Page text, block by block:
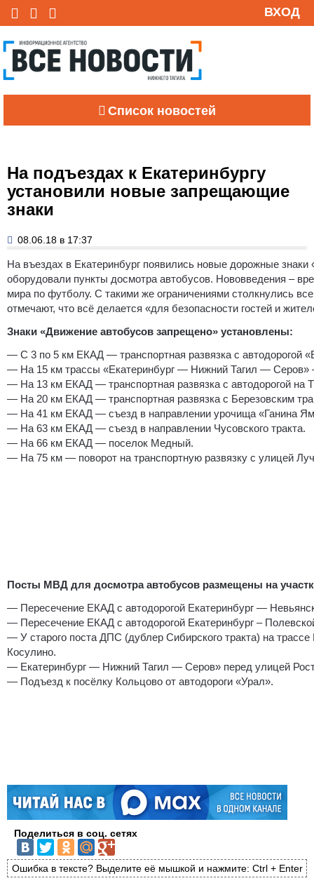
ВХОД
Список новостей
На подъездах к Екатеринбургу
установили новые запрещающие
знаки
08.06.18 в 17:37
На въездах в Екатеринбург появились новые дорожные
оборудовали пункты досмотра автобусов. Нововведения –
мира по футболу. С такими же ограничениями столкнулись
отмечают, что всё делается «для безопасности гостей и
Знаки «Движение автобусов запрещено» установлены:
— С 3 по 5 км ЕКАД — транспортная развязка с автодорогой
— На 15 км трассы «Екатеринбург — Нижний Тагил —
— На 13 км ЕКАД — транспортная развязка с автодорогой на
— На 20 км ЕКАД — транспортная развязка с Березовским
— На 41 км ЕКАД — съезд в направлении урочища «Ганина
— На 63 км ЕКАД — съезд в направлении Чусовского тракта.
— На 66 км ЕКАД — поселок Медный.
— На 75 км — поворот на транспортную развязку с улицей
Посты МВД для досмотра автобусов размещены на
— Пересечение ЕКАД с автодорогой Екатеринбург —
— Пересечение ЕКАД с автодорогой Екатеринбург –
— У старого поста ДПС (дублер Сибирского тракта) на
Косулино.
— Екатеринбург — Нижний Тагил — Серов» перед улицей
— Подъезд к посёлку Кольцово от автодороги «Урал».
Поделиться в соц. сетях
Ошибка в тексте? Выделите её мышкой и нажмите: Ctrl + Enter